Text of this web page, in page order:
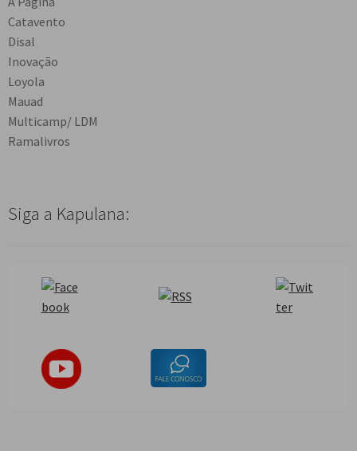
Catavento
Disal
Inovação
Loyola
Mauad
Multicamp/ LDM
Ramalivros
Siga a Kapulana: